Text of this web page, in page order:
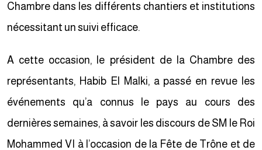
Chambre dans les différents chantiers et institutions
nécessitant un suivi efficace.
A cette occasion, le président de la Chambre des
représentants, Habib El Malki, a passé en revue les
événements qu’a connus le pays au cours des
dernières semaines, à savoir les discours de SM le Roi
Mohammed VI à l’occasion de la Fête de Trône et de